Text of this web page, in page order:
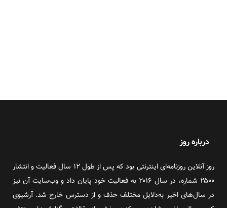
درباره روز
روز آنلاین روزنامه‌ای اینترنتی بود که پس از طول ۱۲ سال فعالیت و انتشار
۲۵۰۰ شماره، در سال ۲۰۱۶ به فعالیت خود پایان داد و وب‌سایت آن نیز
در سال‌های اخیر به‌دلایل مختلف حذف و از دسترس خارج شد. آرشیوی